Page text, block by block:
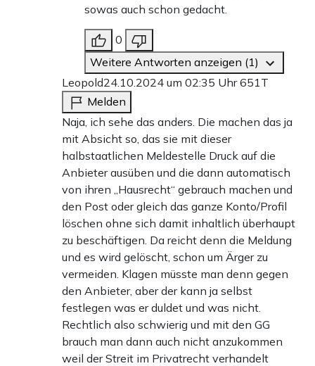
sowas auch schon gedacht.
0
Weitere Antworten anzeigen (1)
Leopold24.10.2024 um 02:35 Uhr651T
Melden
Naja, ich sehe das anders. Die machen das ja
mit Absicht so, das sie mit dieser
halbstaatlichen Meldestelle Druck auf die
Anbieter ausüben und die dann automatisch
von ihren „Hausrecht“ gebrauch machen und
den Post oder gleich das ganze Konto/Profil
löschen ohne sich damit inhaltlich überhaupt
zu beschäftigen. Da reicht denn die Meldung
und es wird gelöscht, schon um Ärger zu
vermeiden. Klagen müsste man denn gegen
den Anbieter, aber der kann ja selbst
festlegen was er duldet und was nicht.
Rechtlich also schwierig und mit den GG
brauch man dann auch nicht anzukommen
weil der Streit im Privatrecht verhandelt